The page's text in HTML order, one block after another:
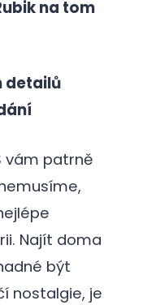
na tom
detailů
vám patrně
Najít doma
být
nostalgie, je